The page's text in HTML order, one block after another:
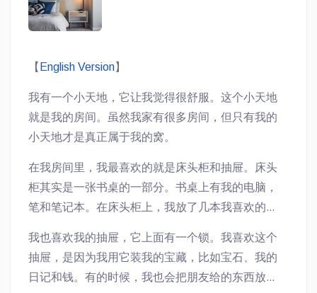
【 English Version】
我有一个小天地，它让我觉得很舒服。这个小天地
就是我的房间。虽然我家有很多房间，但只有我的
小天地才是真正属于我的窝。
在我房间里，我最喜欢的就是床头柜和抽屉。床头
柜其实是一张书桌的一部分。书桌上有我的电脑，
笔和笔记本。在床头柜上，我放了几本我喜欢的
服。在我书砌出来的墙里面有一盏台灯，它让我看
书能看得更清楚。墙边还有一盒面巾纸，生病时它
能帮助擦我的鼻子。
我也喜欢我的抽屉，它上面有一个锁。我喜欢这个
抽屉，是因为我用它装我的宝藏，比如宝石、我的
日记和钱。有的时候，我也会把朋友给的东西放在